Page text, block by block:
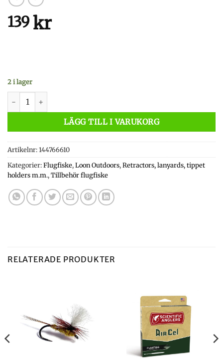
139kr
2 i lager
Loon Medium Caddy mängd
LÄGG TILL I VARUKORG
Artikelnr:144766610
Kategorier:Flugfiske,Loon Outdoors,Retractors, lanyards, tippet
holders m.m.,Tillbehör flugfiske
RELATERADE PRODUKTER